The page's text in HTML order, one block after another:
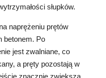
słupków.
naprężeniu prętów
betonem. Po
jest zwalniane, co
a pręty pozostają w
znacznie zwiększa